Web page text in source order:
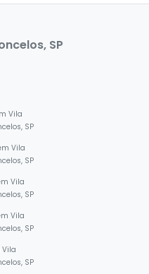
SP
Vila
SP
Vila
SP
Vila
SP
Vila
SP
Vila
SP